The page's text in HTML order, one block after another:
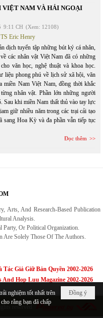
VIỆT NAM VÀ HẢI NGOẠI
9:11 CH (Xem: 12108)
TS Eric Henry
dịch tuyển tập những bút ký cá nhân,
các nhân vật Việt Nam đã có những
văn học, nghệ thuật và khoa học.
liệu phong phú về lịch sử xã hội, văn
miền Nam Việt Nam, đồng thời khắc
nhân vật. Phần lớn những người
Sau khi miền Nam thất thủ vào tay lực
giữ nhiều năm trong các trại cải tạo
sang Hoa Kỳ và đa phần vẫn tiếp tục
Đọc thêm
Arts, And Research-Based Publication
Analysis.
Or Political Organization.
Are Solely Those Of The Authors.
Giả Giữ Bản Quyền 2002-2026
Hop Luu Magazine 2002-2026
reserved
Đồng ý
nghiệm tốt nhất trên
rằng bạn đã chấp